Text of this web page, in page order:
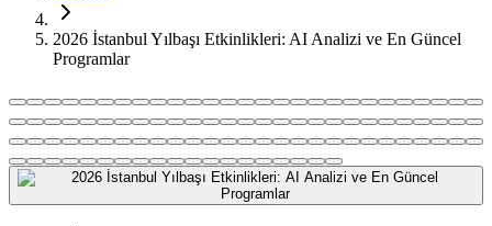
2026 İstanbul Yılbaşı Etkinlikleri: AI Analizi ve En Güncel
Programlar